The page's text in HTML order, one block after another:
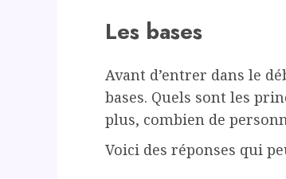
Les bases
Avant d’entrer dans le
bases. Quels sont les
plus, combien de
Voici des réponses qui